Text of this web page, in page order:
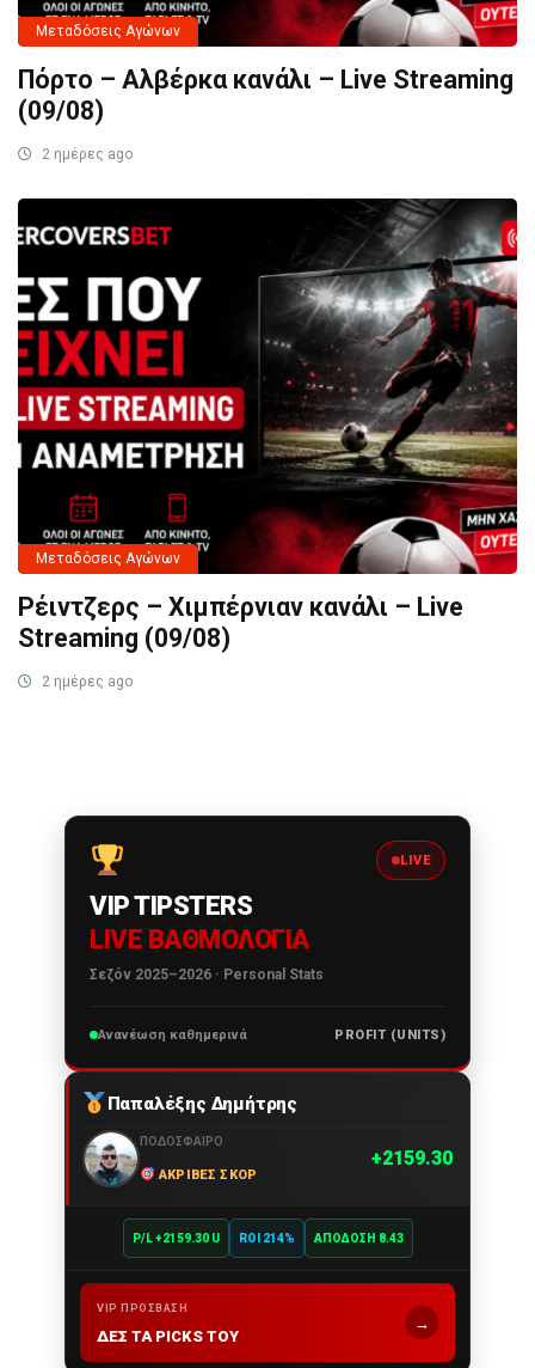
Μεταδόσεις Αγώνων
Πόρτο – Αλβέρκα κανάλι – Live Streaming
(09/08)
2 ημέρες ago
Μεταδόσεις Αγώνων
Ρέιντζερς – Χιμπέρνιαν κανάλι – Live
Streaming (09/08)
2 ημέρες ago
LIVE
VIP TIPSTERS
LIVE ΒΑΘΜΟΛΟΓΊΑ
Σεζόν 2025–2026 · Personal Stats
Ανανέωση καθημερινά PROFIT (UNITS)
Παπαλέξης Δημήτρης
ΠΟΔΌΣΦΑΙΡΟ
ΑΚΡΙΒΈΣ ΣΚΟΡ
2159.30
P/L +2159.30 U ROI 214% ΑΠΌΔΟΣΗ 8.43
VIP ΠΡΌΣΒΑΣΗ
ΔΕΣ ΤΑ PICKS ΤΟΥ
→